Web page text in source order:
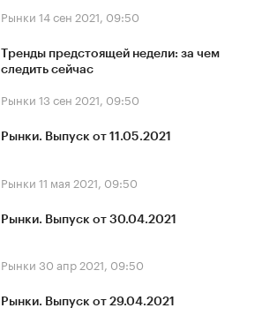
Рынки 14 сен 2021, 09:50
Тренды предстоящей недели: за чем
следить сейчас
Рынки 13 сен 2021, 09:50
Рынки. Выпуск от 11.05.2021
Рынки 11 мая 2021, 09:50
Рынки. Выпуск от 30.04.2021
Рынки 30 апр 2021, 09:50
Рынки. Выпуск от 29.04.2021